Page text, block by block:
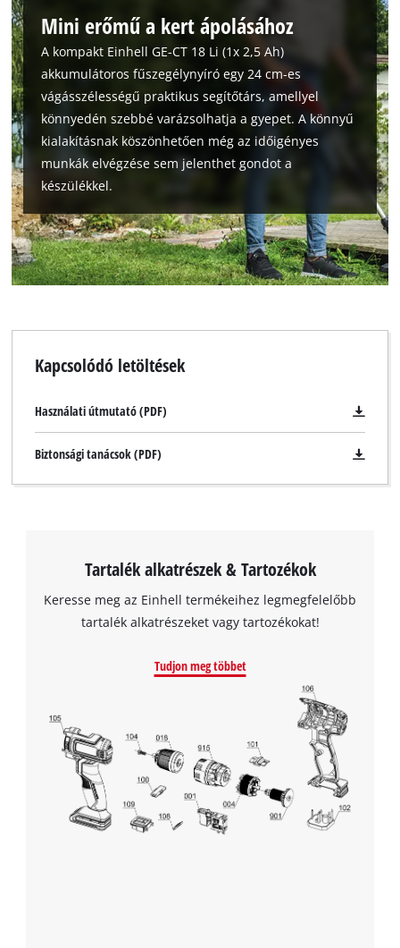
Mini erőmű a kert ápolásához
A kompakt Einhell GE-CT 18 Li (1x 2,5 Ah)
akkumulátoros fűszegélynyíró egy 24 cm-es
vágásszélességű praktikus segítőtárs, amellyel
könnyedén szebbé varázsolhatja a gyepet. A könnyű
kialakításnak köszönhetően még az időigényes
munkák elvégzése sem jelenthet gondot a
készülékkel.
Kapcsolódó letöltések
Használati útmutató (PDF)
Biztonsági tanácsok (PDF)
Tartalék alkatrészek & Tartozékok
Keresse meg az Einhell termékeihez legmegfelelőbb
tartalék alkatrészeket vagy tartozékokat!
Tudjon meg többet